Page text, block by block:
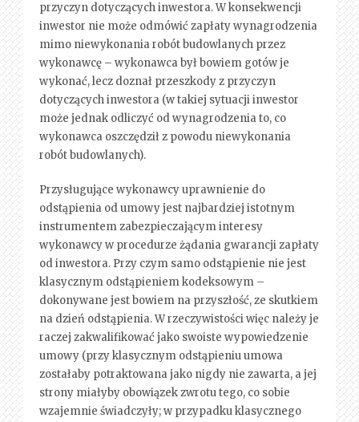
przyczyn dotyczących inwestora. W konsekwencji
inwestor nie może odmówić zapłaty wynagrodzenia
mimo niewykonania robót budowlanych przez
wykonawcę – wykonawca był bowiem gotów je
wykonać, lecz doznał przeszkody z przyczyn
dotyczących inwestora (w takiej sytuacji inwestor
może jednak odliczyć od wynagrodzenia to, co
wykonawca oszczędził z powodu niewykonania
robót budowlanych).
Przysługujące wykonawcy uprawnienie do
odstąpienia od umowy jest najbardziej istotnym
instrumentem zabezpieczającym interesy
wykonawcy w procedurze żądania gwarancji zapłaty
od inwestora. Przy czym samo odstąpienie nie jest
klasycznym odstąpieniem kodeksowym –
dokonywane jest bowiem na przyszłość, ze skutkiem
na dzień odstąpienia. W rzeczywistości więc należy je
raczej zakwalifikować jako swoiste wypowiedzenie
umowy (przy klasycznym odstąpieniu umowa
zostałaby potraktowana jako nigdy nie zawarta, a jej
strony miałyby obowiązek zwrotu tego, co sobie
wzajemnie świadczyły; w przypadku klasycznego